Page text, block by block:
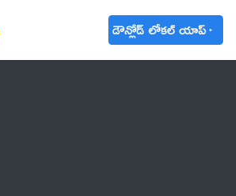
డౌన్లోడ్ లోకల్ యాప్